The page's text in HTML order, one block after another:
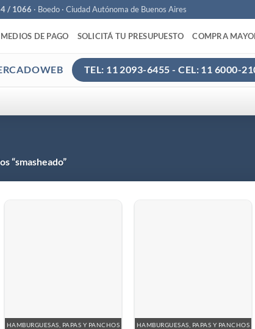
/ 1066 · Boedo · Ciudad Autónoma de Buenos Aires
MEDIOS DE PAGO SOLICITÁ TU PRESUPUESTO COMPRA
TEL: 11 2093-6455 - CEL: 11 6000-
“smasheado”
HAMBURGUESAS, PAPAS Y PANCHOS HAMBURGUESAS, PAPAS Y PANCHOS